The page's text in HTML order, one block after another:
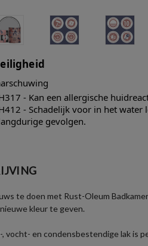
- Kan een allergische
- Schadelijk voor in het water
gevolgen.
te doen met Rust-Oleum
kleur te geven.
, vocht- en condensbestendige lak is